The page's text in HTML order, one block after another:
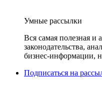
Умные рассылки
Вся самая полезная и
законодательства,
бизнес-информации,
Подписаться на